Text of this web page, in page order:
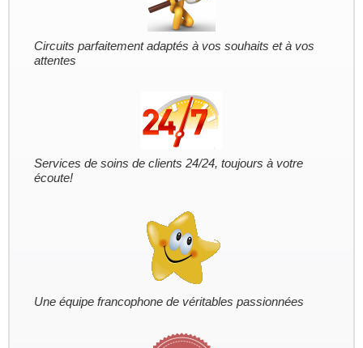
Circuits parfaitement adaptés à vos souhaits et à vos
attentes
Services de soins de clients 24/24, toujours à votre
écoute!
Une équipe francophone de véritables passionnées